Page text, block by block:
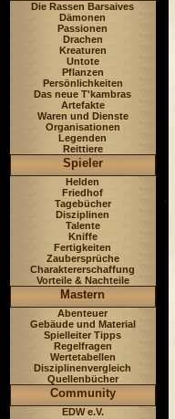
Die Rassen Barsaives
Dämonen
Passionen
Drachen
Kreaturen
Untote
Pflanzen
Persönlichkeiten
Das neue T'kambras
Artefakte
Waren und Dienste
Organisationen
Legenden
Reittiere
Spieler
Helden
Friedhof
Tagebücher
Disziplinen
Talente
Kniffe
Fertigkeiten
Zaubersprüche
Charaktererschaffung
Vorteile & Nachteile
Mastern
Abenteuer
Gebäude und Material
Spielleiter Tipps
Regelfragen
Wertetabellen
Disziplinenvergleich
Quellenbücher
Community
EDW e.V.